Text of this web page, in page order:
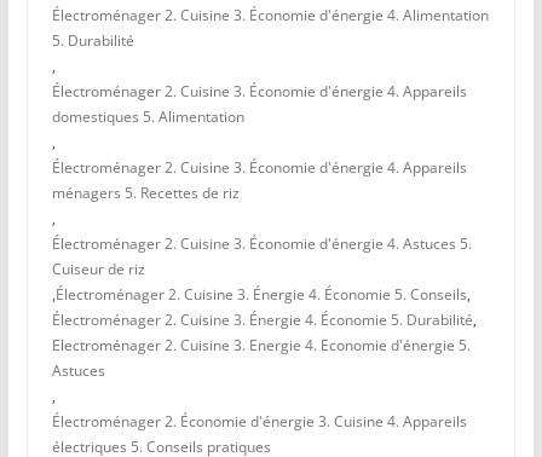
Électroménager 2. Cuisine 3. Économie d'énergie 4. Alimentation
5. Durabilité
,
Électroménager 2. Cuisine 3. Économie d'énergie 4. Appareils
domestiques 5. Alimentation
,
Électroménager 2. Cuisine 3. Économie d'énergie 4. Appareils
ménagers 5. Recettes de riz
,
Électroménager 2. Cuisine 3. Économie d'énergie 4. Astuces 5.
Cuiseur de riz
,Électroménager 2. Cuisine 3. Énergie 4. Économie 5. Conseils,
Électroménager 2. Cuisine 3. Énergie 4. Économie 5. Durabilité,
Electroménager 2. Cuisine 3. Energie 4. Economie d'énergie 5.
Astuces
,
Électroménager 2. Économie d'énergie 3. Cuisine 4. Appareils
électriques 5. Conseils pratiques